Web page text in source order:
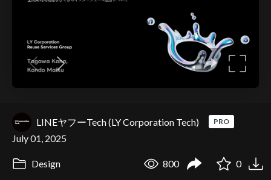
LINEヤフーTech (LY Corporation Tech) PRO
July 01, 2025
Design 800 0